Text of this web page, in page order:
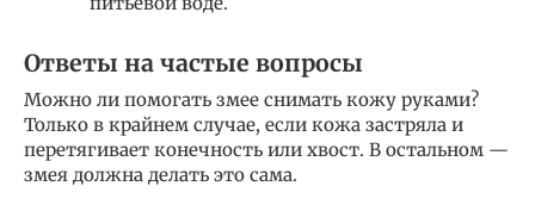
Ответы на частые вопросы
Можно ли помогать змее снимать кожу руками?
Только в крайнем случае, если кожа застряла и
перетягивает конечность или хвост. В остальном —
змея должна делать это сама.